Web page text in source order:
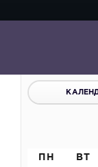
ПН ВТ